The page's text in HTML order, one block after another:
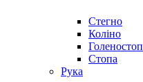
Стегно
Коліно
Голеностоп
Стопа
Рука